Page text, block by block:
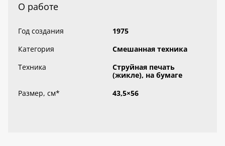
О работе
Год создания
1975
Категория
Смешанная техника
Техника
Струйная печать
(жикле), на бумаге
Размер, см* 43,5×56